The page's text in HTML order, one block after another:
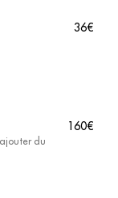
36€
du
160€